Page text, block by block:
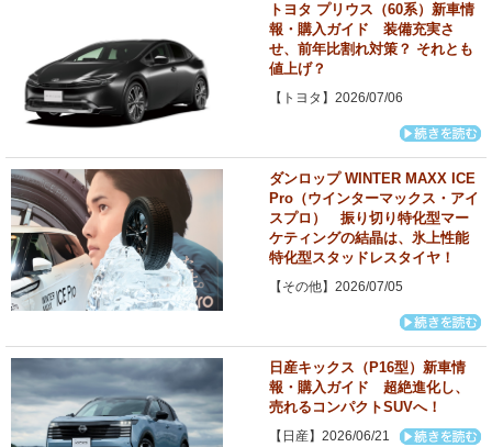
トヨタ プリウス（60系）新車情
報・購入ガイド 装備充実さ
せ、前年比割れ対策？ それとも
値上げ？
【トヨタ】2026/07/06
ダンロップ WINTER MAXX ICE
Pro（ウインターマックス・アイ
スプロ） 振り切り特化型マー
ケティングの結晶は、氷上性能
特化型スタッドレスタイヤ！
【その他】2026/07/05
日産キックス（P16型）新車情
報・購入ガイド 超絶進化し、
売れるコンパクトSUVへ！
【日産】2026/06/21